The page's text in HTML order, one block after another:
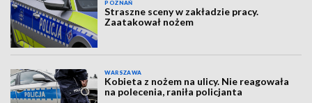
POZNAŃ
Straszne sceny w zakładzie pracy.
Zaatakował nożem
WARSZAWA
Kobieta z nożem na ulicy. Nie reagowała
na polecenia, raniła policjanta